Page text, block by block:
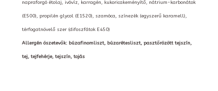
napraforgó étolaj, ivóvíz, karragén, kukoricakeményítő, nátrium-karbonátok
(E500), propilén glycol (E1520), szamóca, színezék (egyszerű karamell),
térfogatnövelő szer (difoszfátok E450)
Allergén öszetevők: búzafinomliszt, búzarétesliszt, pasztőrözött tejszín,
tej, tejfehérje, tejszín, tojás